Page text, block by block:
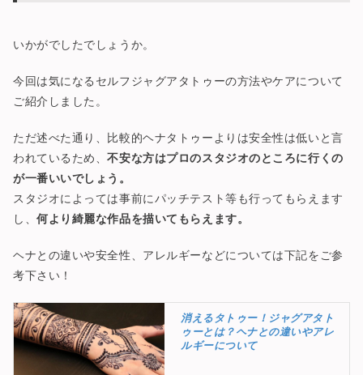
いかがでしたでしょうか。
今回は気になるセルフジャグアタトゥーの方法やケアについて
ご紹介しました。
ただ述べた通り、比較的ヘナタトゥーよりは安全性は低いと言
われているため、不安な方はプロのスタジオのところに行くの
が一番いいでしょう。
スタジオによっては事前にパッチテスト等も行ってもらえます
し、何より綺麗な作品を描いてもらえます。
ヘナとの違いや安全性、アレルギーなどについては下記をご参
考下さい！
消えるタトゥー！ジャグアタト
ゥーとは？ヘナとの違いやアレ
ルギーについて